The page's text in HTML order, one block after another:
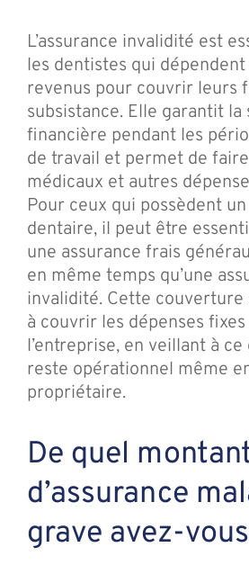
L’assurance invalidité est
les dentistes qui
revenus pour couvrir leurs
subsistance. Elle garantit la
financière pendant les
de travail et permet de
médicaux et autres
Pour ceux qui possèdent
dentaire, il peut être
une assurance frais
en même temps qu’une
invalidité. Cette couverture
à couvrir les dépenses
l’entreprise, en veillant à
reste opérationnel même
propriétaire.
De quel
d’assurance
grave avez-